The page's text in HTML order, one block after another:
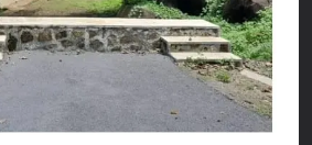
Pengelolaan Sampah
PDIP Tegaskan ASI
adalah Investasi
Peradaban dan Upaya
Cegah Stunting
Agustus 6, 2026
Wujud Kepedulian Polri,
Kapolresta Sumenep
Koordinasikan dan
Berangkatkan Empat
Korban Kebakaran KMP
Mutiara Sentosa 2 ke
Agustus 5, 2026
SMA Negeri Nyalindung
Sukabumi Diduga